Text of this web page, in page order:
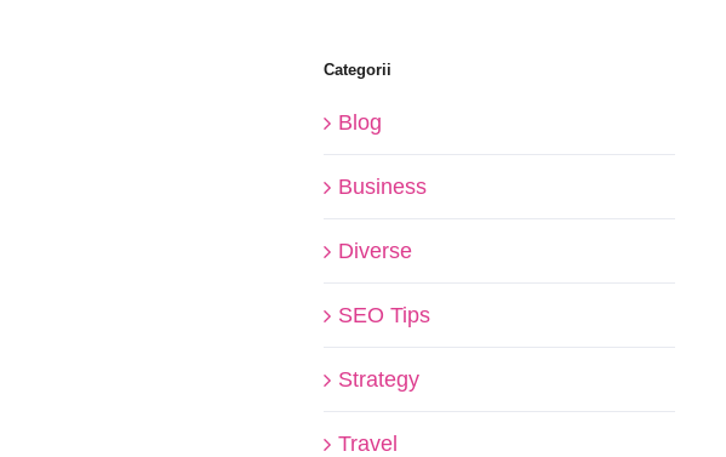
Categorii
Blog
Business
Diverse
SEO Tips
Strategy
Travel